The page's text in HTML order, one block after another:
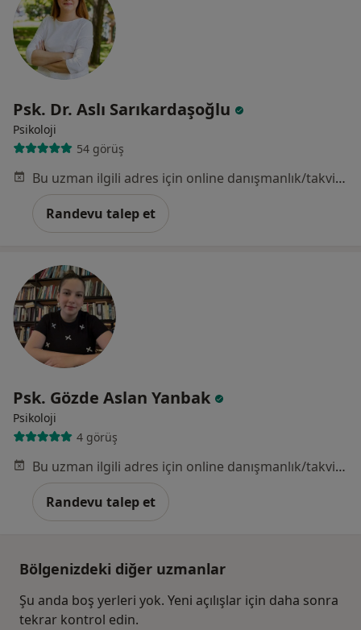
Psk. Dr. Aslı Sarıkardaşoğlu
Psikoloji
54 görüş
Bu uzman ilgili adres için online danışmanlık/takvim sunmuyor.
Randevu talep et
Psk. Gözde Aslan Yanbak
Psikoloji
4 görüş
Bu uzman ilgili adres için online danışmanlık/takvim sunmuyor.
Randevu talep et
Bölgenizdeki diğer uzmanlar
Şu anda boş yerleri yok. Yeni açılışlar için daha sonra
tekrar kontrol edin.